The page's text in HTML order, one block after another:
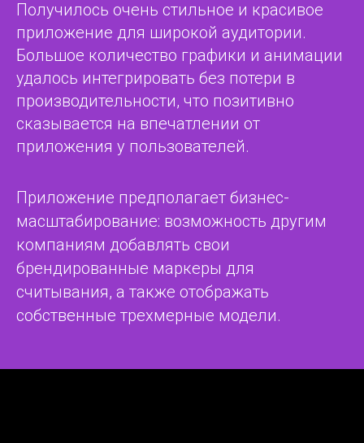
Получилось очень стильное и красивое
приложение для широкой аудитории.
Большое количество графики и анимации
удалось интегрировать без потери в
производительности, что позитивно
сказывается на впечатлении от
приложения у пользователей.
Приложение предполагает бизнес-
масштабирование: возможность другим
компаниям добавлять свои
брендированные маркеры для
считывания, а также отображать
собственные трехмерные модели.